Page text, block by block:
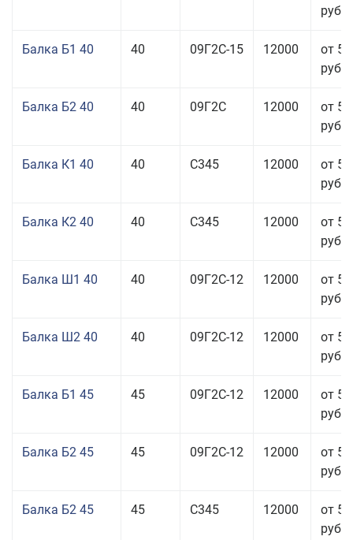
руб.
Балка Б1 40 40 09Г2С-15 12000
от
руб.
Балка Б2 40 40 09Г2С 12000
от
руб.
Балка К1 40 40 С345 12000
от
руб.
Балка К2 40 40 С345 12000
от
руб.
Балка Ш1 40 40 09Г2С-12 12000
от
руб.
Балка Ш2 40 40 09Г2С-12 12000
от
руб.
Балка Б1 45 45 09Г2С-12 12000
от
руб.
Балка Б2 45 45 09Г2С-12 12000
от
руб.
Балка Б2 45 45 С345 12000
от
руб.